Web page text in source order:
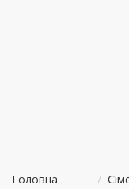
Головна /